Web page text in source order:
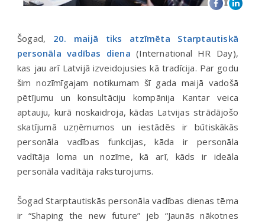
Šogad, 20. maijā tiks atzīmēta Starptautiskā
personāla vadības diena (International HR Day),
kas jau arī Latvijā izveidojusies kā tradīcija. Par godu
šim nozīmīgajam notikumam šī gada maijā vadošā
pētījumu un konsultāciju kompānija Kantar veica
aptauju, kurā noskaidroja, kādas Latvijas strādājošo
skatījumā uzņēmumos un iestādēs ir būtiskākās
personāla vadības funkcijas, kāda ir personāla
vadītāja loma un nozīme, kā arī, kāds ir ideāla
personāla vadītāja raksturojums.
Šogad Starptautiskās personāla vadības dienas tēma
ir “Shaping the new future” jeb “Jaunās nākotnes